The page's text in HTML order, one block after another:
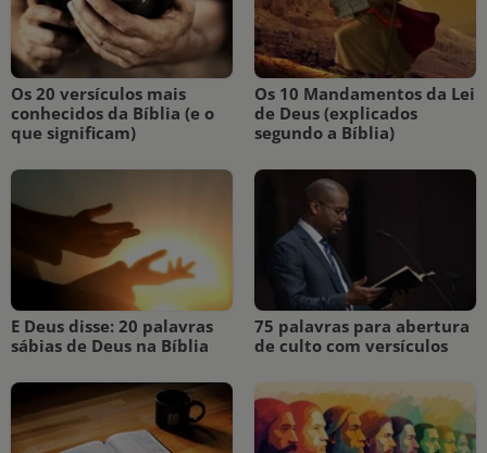
Os 20 versículos mais
conhecidos da Bíblia (e o
que significam)
Os 10 Mandamentos da Lei
de Deus (explicados
segundo a Bíblia)
E Deus disse: 20 palavras
sábias de Deus na Bíblia
75 palavras para abertura
de culto com versículos